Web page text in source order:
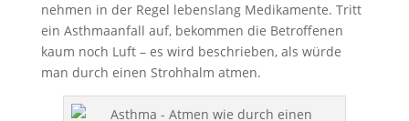
nehmen in der Regel lebenslang Medikamente. Tritt
ein Asthmaanfall auf, bekommen die Betroffenen
kaum noch Luft – es wird beschrieben, als würde
man durch einen Strohhalm atmen.